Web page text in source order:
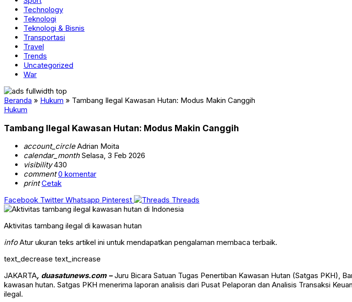
Technology
Teknologi
Teknologi & Bisnis
Transportasi
Travel
Trends
Uncategorized
War
Beranda » Hukum » Tambang Ilegal Kawasan Hutan: Modus Makin Canggih
Hukum
Tambang Ilegal Kawasan Hutan: Modus Makin Canggih
account_circleAdrian Moita
calendar_monthSelasa, 3 Feb 2026
visibility430
comment 0 komentar
print Cetak
Facebook Twitter Whatsapp Pinterest Threads
Aktivitas tambang ilegal di kawasan hutan
infoAtur ukuran teks artikel ini untuk mendapatkan pengalaman membaca terbaik.
text_decrease text_increase
JAKARTA, duasatunews.com –Juru Bicara Satuan Tugas Penertiban Kawasan Hutan (Satgas PKH),
kawasan hutan. Satgas PKH menerima laporan analisis dari Pusat Pelaporan dan Analisis Transaksi
ilegal.